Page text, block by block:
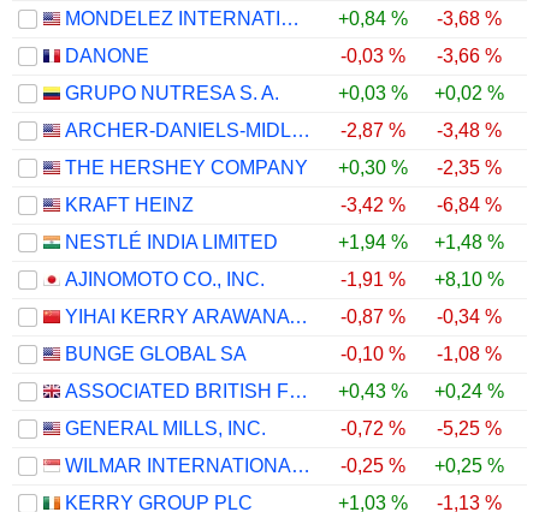
MONDELEZ INTERNATIONAL, INC.
+0,84 % -3,68 %
DANONE
-0,03 % -3,66 %
GRUPO NUTRESA S. A.
+0,03 % +0,02 %
ARCHER-DANIELS-MIDLAND COMPANY
-2,87 % -3,48 %
THE HERSHEY COMPANY
+0,30 % -2,35 %
KRAFT HEINZ
-3,42 % -6,84 %
NESTLÉ INDIA LIMITED
+1,94 % +1,48 %
AJINOMOTO CO., INC.
-1,91 % +8,10 %
YIHAI KERRY ARAWANA HOLDINGS CO., LTD
-0,87 % -0,34 %
BUNGE GLOBAL SA
-0,10 % -1,08 %
ASSOCIATED BRITISH FOODS PLC
+0,43 % +0,24 %
GENERAL MILLS, INC.
-0,72 % -5,25 %
WILMAR INTERNATIONAL LIMITED
-0,25 % +0,25 %
KERRY GROUP PLC
+1,03 % -1,13 %